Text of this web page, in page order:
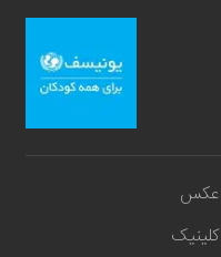
عکس
کلینیک